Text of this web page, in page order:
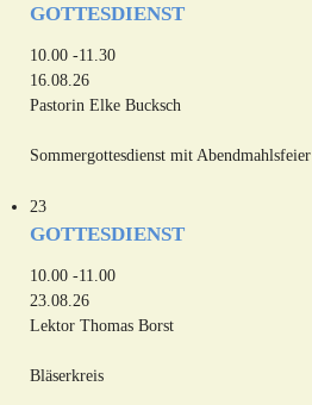
GOTTESDIENST
10.00 -11.30
16.08.26
Pastorin Elke Bucksch
Sommergottesdienst mit Abendmahlsfeier
23
GOTTESDIENST
10.00 -11.00
23.08.26
Lektor Thomas Borst
Bläserkreis